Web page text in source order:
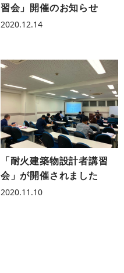
習会」開催のお知らせ
2020.12.14
「耐火建築物設計者講習
会」が開催されました
2020.11.10